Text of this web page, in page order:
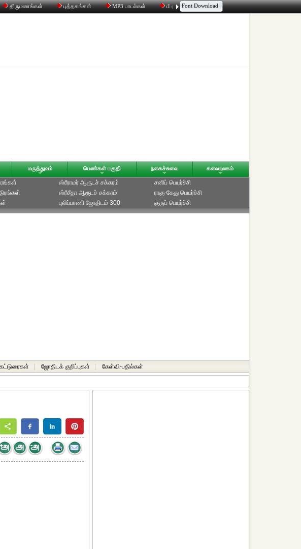
திருமணங்கள் புத்தகங்கள் MP3 பாடல்கள் மின்னஞ்சல் திரட்டி உரையாடல்
Font Download
மருத்துவம் பெண்கள் பகுதி நகைச்சுவை கலையுலகம்
ஸ்ரீராமர் ஆரூடச் சக்கரம்
ஸ்ரீசீதா ஆரூடச் சக்கரம்
புலிப்பாணி ஜோதிடம் 300
சனிப் பெயர்ச்சி
ராகு-கேது பெயர்ச்சி
குருப் பெயர்ச்சி
ஜோதிடக் குறிப்புகள் கேள்வி-பதில்கள்